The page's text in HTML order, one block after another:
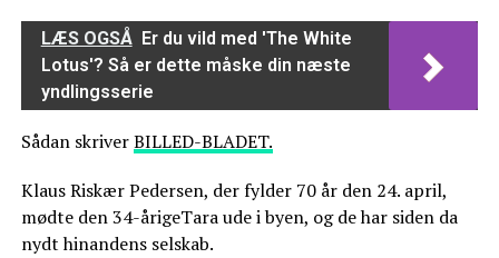
LÆS OGSÅ Er du vild med 'The White
Lotus'? Så er dette måske din næste
yndlingsserie
Sådan skriverBILLED-BLADET.
Klaus Riskær Pedersen, der fylder 70 år den 24. april,
mødte den 34-årigeTara ude i byen, og de har siden da
nydt hinandens selskab.